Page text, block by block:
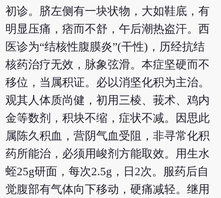
初诊。脐左侧有一块状物，大如鞋底，有
明显压痛，痞而不舒，午后潮热盗汗。西
医诊为“结核性腹膜炎”(干性)，历经抗结
核药治疗无效，脉象弦滑。本症坚硬而不
移位，当属积证。必以消坚化积为主治。
观其人体质尚健，初用三棱、莪术、鸡内
金等数剂，积块不缩，症状不减。因思此
属陈久积血，营阴气血受阻，非寻常化积
药所能治，必须用峻剂方能取效。用生水
蛭25g研面，每次2.5g，日2次。服药后自
觉腹部有气体向下移动，硬痛减轻。继用